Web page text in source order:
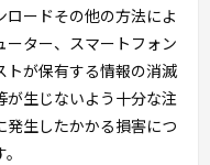
ードその他の方法によ
ーター、スマートフォン
トが保有する情報の消滅
が生じないよう十分な注
生したかかる損害につ